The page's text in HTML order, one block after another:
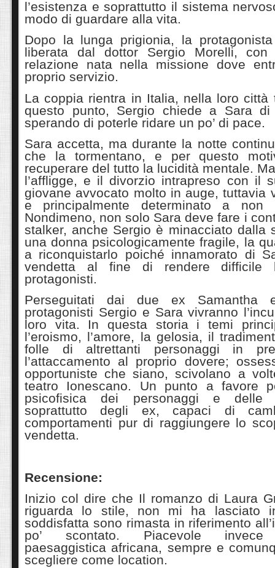
l’esistenza e soprattutto il sistema
modo di guardare alla vita.
Dopo la lunga prigionia, la
liberata dal dottor Sergio Morelli,
relazione nata nella missione dove
proprio servizio.
La coppia rientra in Italia, nella loro città
questo punto, Sergio chiede a Sara
sperando di poterle ridare un po’ di pace.
Sara accetta, ma durante la notte
che la tormentano, e per questo
recuperare del tutto la lucidità mentale.
l’affligge, e il divorzio intrapreso con il
giovane avvocato molto in auge, tuttavia
e principalmente determinato a non
Nondimeno, non solo Sara deve fare i
stalker, anche Sergio è minacciato dalla
una donna psicologicamente fragile, la
a riconquistarlo poiché innamorato di
vendetta al fine di rendere
protagonisti.
Perseguitati dai due ex
protagonisti Sergio e Sara vivranno
loro vita. In questa storia i temi
l’eroismo, l’amore, la gelosia, il
folle di altrettanti personaggi in
l’attaccamento al proprio dovere;
opportuniste che siano, scivolano a
teatro Ionescano. Un punto a favore
psicofisica dei personaggi e delle
soprattutto degli ex, capaci di
comportamenti pur di raggiungere lo
vendetta.
Recensione:
Inizio col dire che Il romanzo di Laura
riguarda lo stile, non mi ha lasciato
soddisfatta sono rimasta in riferimento
po’ scontato. Piacevole invece
paesaggistica africana, sempre e
scegliere come location.